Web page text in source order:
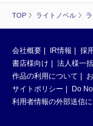
TOP ライトノベル
会社概要 IR情報 採
書店様向け
法人様一
作品の利用について
サイトポリシー
Do
利用者情報の外部送信